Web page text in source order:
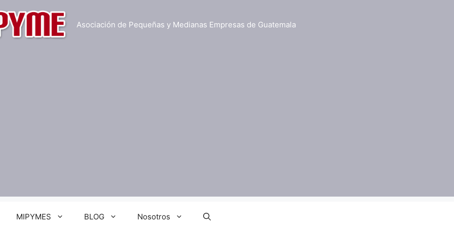
Asociación de Pequeñas y Medianas Empresas de Guatemala
MIPYMES BLOG Nosotros